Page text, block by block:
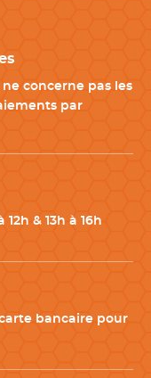
ml / 150 ml
avec le lave-
concerne pas les
par
& 13h à 16h
bancaire pour